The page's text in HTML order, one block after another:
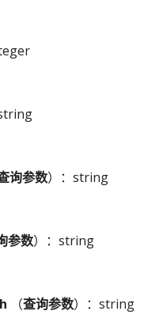
询参数）：string
参数）：string
（查询参数）：string